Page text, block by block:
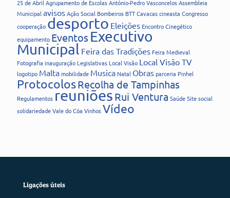
25 de Abril Agrupamento de EscolasAntónio-Pedro VasconcelosAssembleia
Municipal avisosAção Social Bombeiros BTTCavacascineasta Congresso
cooperação desporto Eleições Encontro Cinegético
equipamento Eventos Executivo
Municipal Feira das Tradições Feira Medieval
Fotografia inauguração Legislativas Local Visão Local Visão TV
logotipo Maltamobilidade Musica Natal Obrasparceria Pinhel
ProtocolosRecolha de Tampinhas
Regulamentos reuniões Rui Ventura SaúdeSitesocial
solidariedadeVale do Côa VinhosVídeo
Ligações úteis